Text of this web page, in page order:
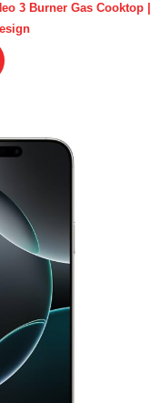
3 Burner Gas Cooktop |